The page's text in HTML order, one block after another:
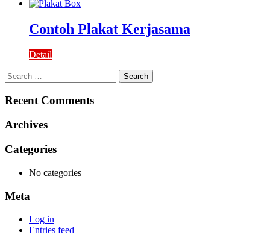
Contoh Plakat Kerjasama
Detail
Search
for:
Recent Comments
Archives
Categories
No categories
Meta
Log in
Entries feed